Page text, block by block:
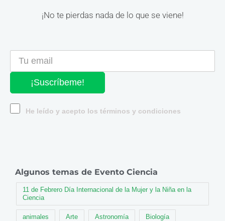
¡No te pierdas nada de lo que se viene!
¡Suscríbeme!
He leído y acepto los términos y condiciones
Algunos temas de Evento Ciencia
11 de Febrero Día Internacional de la Mujer y la Niña en la
Ciencia
animales Arte Astronomía Biología